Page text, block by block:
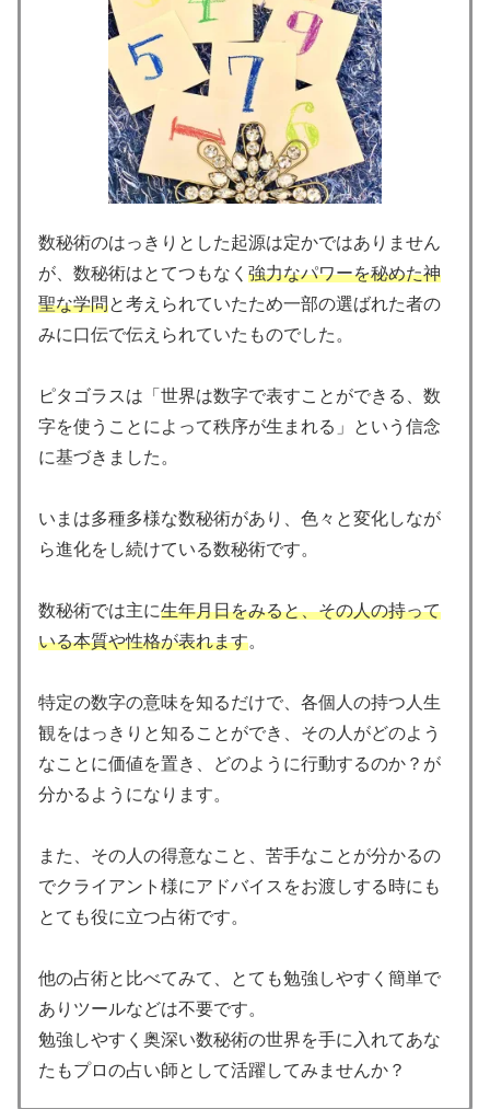
数秘術のはっきりとした起源は定かではありません
が、数秘術はとてつもなく 強力なパワーを秘めた神
聖な学問と考えられていたため一部の選ばれた者の
みに口伝で伝えられていたものでした。
ピタゴラスは「世界は数字で表すことができる、数
字を使うことによって秩序が生まれる」という信念
に基づきました。
いまは多種多様な数秘術があり、色々と変化しなが
ら進化をし続けている数秘術です。
数秘術では主に生年月日をみると、その人の持って
いる本質や性格が表れます。
特定の数字の意味を知るだけで、各個人の持つ人生
観をはっきりと知ることができ、その人がどのよう
なことに価値を置き、どのように行動するのか？が
分かるようになります。
また、その人の得意なこと、苦手なことが分かるの
でクライアント様にアドバイスをお渡しする時にも
とても役に立つ占術です。
他の占術と比べてみて、とても勉強しやすく簡単で
ありツールなどは不要です。
勉強しやすく奥深い数秘術の世界を手に入れてあな
たもプロの占い師として活躍してみませんか？